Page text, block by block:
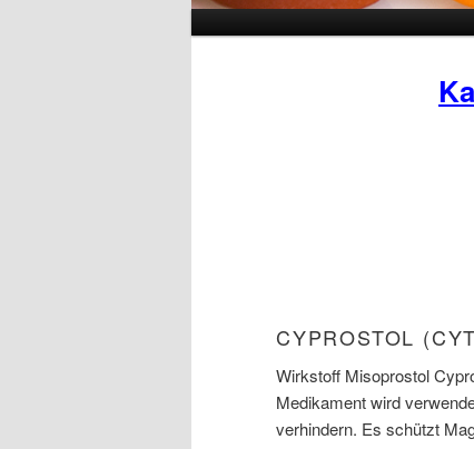
CYPROSTOL
Wirkstoff Misoprostol
Medikament wird
verhindern. Es schützt